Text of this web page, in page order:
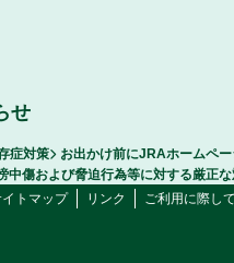
せ
症対策
お出かけ前にJRAホームペ
中傷および脅迫行為等に対する厳正
トマップ リンク ご利用に際し